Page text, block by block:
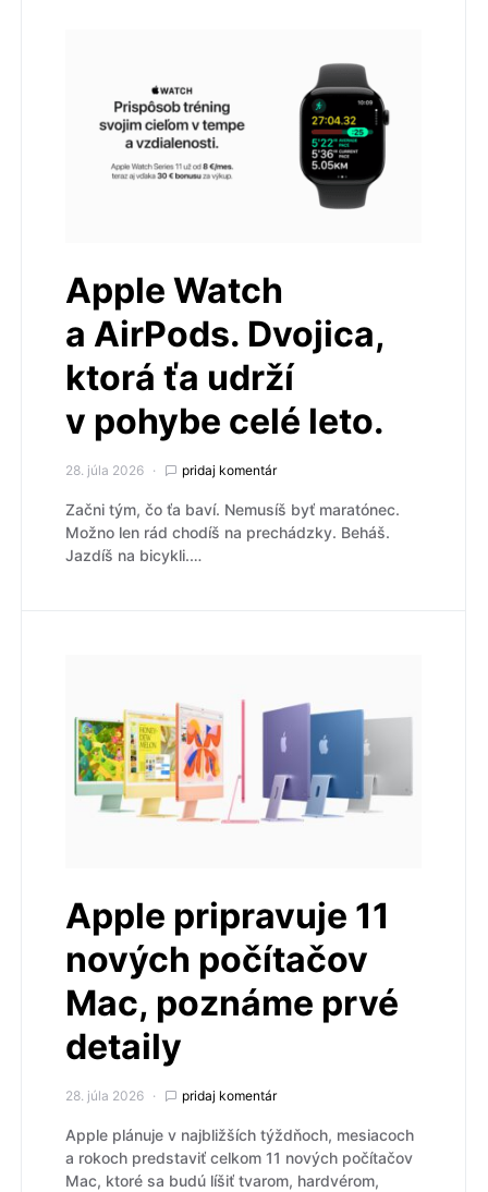
Apple Watch
a AirPods. Dvojica,
ktorá ťa udrží
v pohybe celé leto.
28. júla 2026 pridaj komentár
Začni tým, čo ťa baví. Nemusíš byť maratónec.
Možno len rád chodíš na prechádzky. Beháš.
Jazdíš na bicykli.…
Apple pripravuje 11
nových počítačov
Mac, poznáme prvé
detaily
28. júla 2026 pridaj komentár
Apple plánuje v najbližších týždňoch, mesiacoch
a rokoch predstaviť celkom 11 nových počítačov
Mac, ktoré sa budú líšiť tvarom, hardvérom,